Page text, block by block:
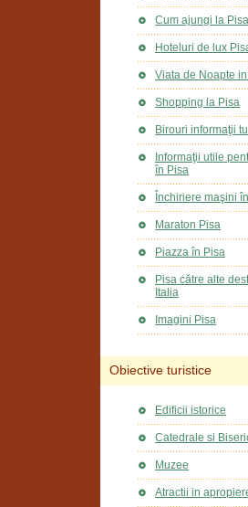
Cum ajungi la Pisa
Hoteluri de lux
Viata de Noapte
Shopping la Pisa
Birouri informaţii
Informaţii utile
în Pisa
Închiriere maşini
Maraton Pisa
Piazza în Pisa
Pisa către alte
Italia
Imagini Pisa
Obiective turistice
Edificii istorice
Catedrale si
Muzee
Atractii in